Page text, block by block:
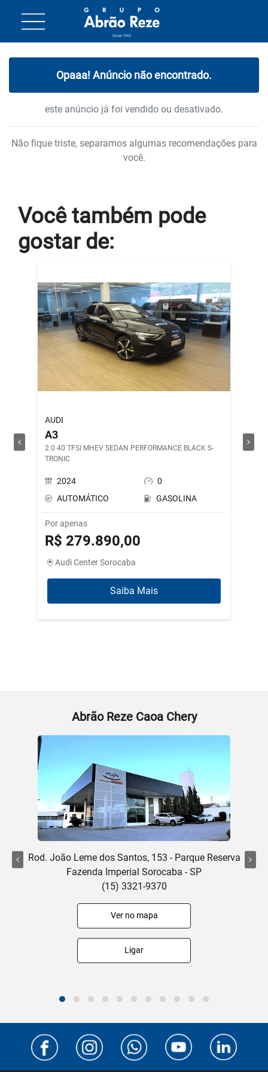
Opaaa! Anúncio não encontrado.
este anúncio já foi vendido ou desativado.
Não fique triste, separamos algumas recomendações para
você.
Você também pode
gostarde:
AUDI
A3
2.0 40 TFSI MHEV SEDAN PERFORMANCE BLACK S-
TRONIC
2024
0
AUTOMÁTICO
GASOLINA
Por apenas
R$ 279.890,00
Audi Center Sorocaba
Saiba Mais
DRILL
Abrão Reze Caoa Chery
Rod. João Leme dos Santos, 153 - Parque Reserva
Fazenda Imperial Sorocaba - SP
(15) 3321-9370
Ver no mapa
Ligar